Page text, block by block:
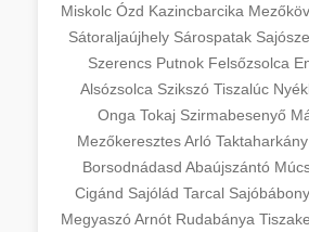
Miskolc Ózd Kazincbarcika
Sátoraljaújhely Sárospatak
Szerencs Putnok Felsőzsolca
Alsózsolca Szikszó Tiszalúc
Onga Tokaj Szirmabesenyő
MezőkeresztesArló Taktaharkány
Borsodnádasd Abaújszántó
Cigánd Sajólád Tarcal Sajóbábony
MegyaszóArnót Rudabánya